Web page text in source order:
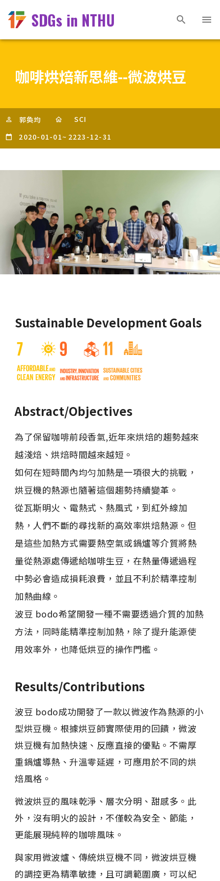
SDGs in NTHU
咖啡烘焙新思維--微波烘豆
郭奐均
SCI
2020-01-01~ 2223-12-31
Sustainable Development Goals
Abstract/Objectives
為了保留咖啡前段香氣,近年來烘焙的趨勢越來
越淺焙、烘焙時間越來越短。
如何在短時間內均匀加熱是一項很大的挑戰，
烘豆機的熱源也隨著這個趨勢持續變革。
從瓦斯明火、電熱式、熱風式，到紅外線加
熱，人們不斷的尋找新的高效率烘焙熱源。但
是這些加熱方式需要熱空氣或鍋爐等介質將熱
量從熱源處傳遞給咖啡生豆，在熱量傳遞過程
中勢必會造成損耗浪費，並且不利於精準控制
加熱曲線。
波豆 bodo希望開發一種不需要透過介質的加熱
方法，同時能精準控制加熱，除了提升能源使
用效率外，也降低烘豆的操作門檻。
Results/Contributions
波豆 bodo成功開發了一款以微波作為熱源的小
型烘豆機。根據烘豆師實際使用的回饋，微波
烘豆機有加熱快速、反應直接的優點。不需厚
重鍋爐導熱、升溫零延遲，可應用於不同的烘
焙風格。
微波烘豆的風味乾淨、層次分明、甜感多。此
外，沒有明火的設計，不僅較為安全、節能，
更能展現純粹的咖啡風味。
與家用微波爐、傳統烘豆機不同，微波烘豆機
的調控更為精準敏捷，且可調範圍廣，可以紀